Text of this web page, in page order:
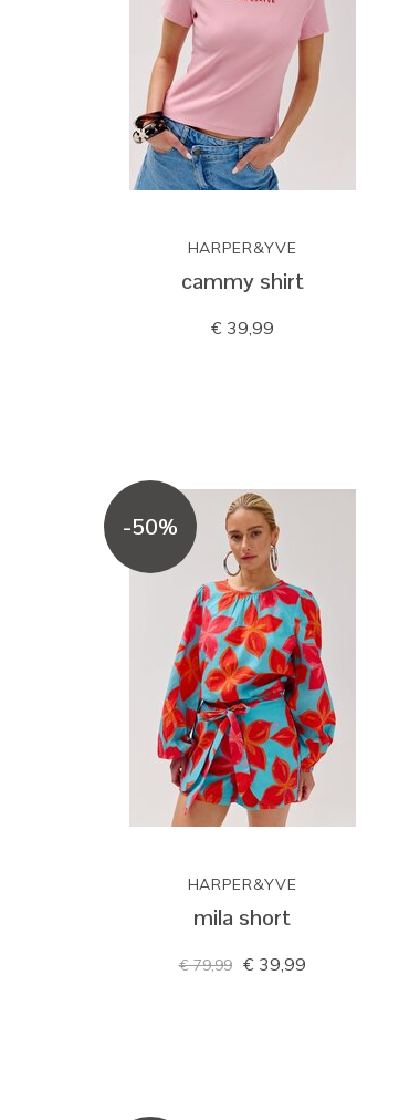
HARPER&YVE
cammy shirt
€ 39,99
-50%
HARPER&YVE
mila short
€ 79,99 € 39,99